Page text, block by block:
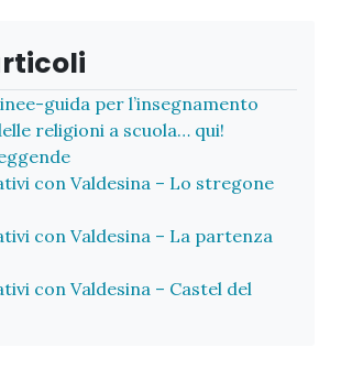
guida per l’insegnamento
religioni a scuola… qui!
con Valdesina – Lo stregone
con Valdesina – La partenza
con Valdesina – Castel del